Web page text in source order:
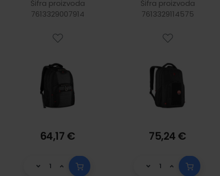
16", crni
Šifra proizvoda
7613329007914
64,17 €
15.6", crni
Šifra proizvoda
7613329114575
75,24 €